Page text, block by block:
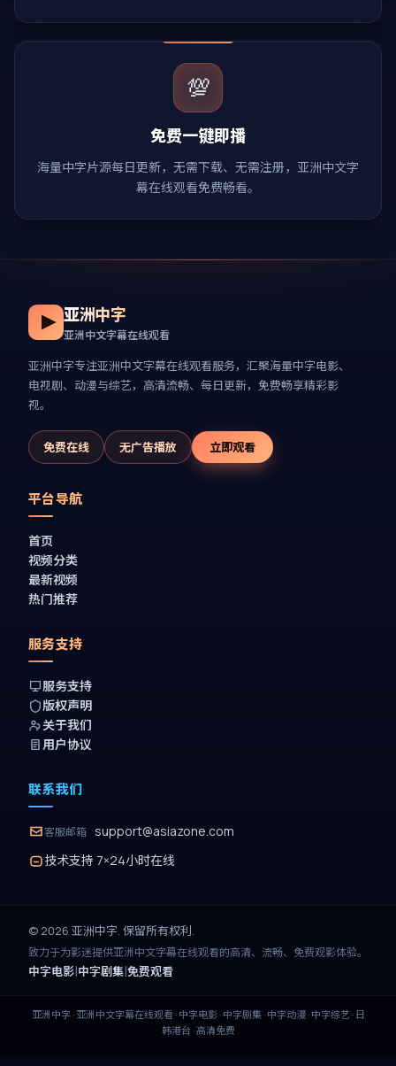
💯
免费一键即播
海量中字片源每日更新，无需下载、无需注册，亚洲中文字
幕在线观看免费畅看。
亚洲中字
亚洲中文字幕在线观看
亚洲中字专注亚洲中文字幕在线观看服务，汇聚海量中字电影、
电视剧、动漫与综艺，高清流畅、每日更新，免费畅享精彩影
视。
免费在线 无广告播放 立即观看
平台导航
首页
视频分类
最新视频
热门推荐
服务支持
服务支持
版权声明
关于我们
用户协议
联系我们
客服邮箱 support@asiazone.com
技术支持 7×24小时在线
© 2026 亚洲中字 . 保留所有权利.
致力于为影迷提供亚洲中文字幕在线观看的高清、流畅、免费观影体验。
中字电影|中字剧集|免费观看
亚洲中字· 亚洲中文字幕在线观看· 中字电影 · 中字剧集 · 中字动漫 · 中字综艺 · 日
韩港台 · 高清免费